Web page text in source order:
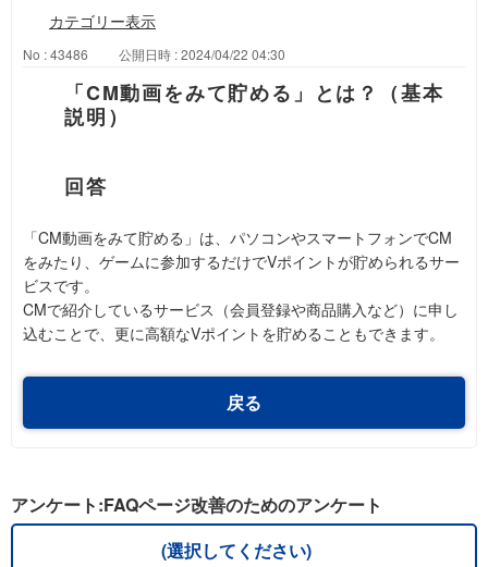
カテゴリー表示
No : 43486 公開日時 : 2024/04/22 04:30
「CM動画をみて貯める」とは？（基本
説明）
「CM動画をみて貯める」は、パソコンやスマートフォンでCM
をみたり、ゲームに参加するだけでVポイントが貯められるサー
ビスです。
CMで紹介しているサービス（会員登録や商品購入など）に申し
込むことで、更に高額なVポイントを貯めることもできます。
戻る
アンケート:FAQページ改善のためのアンケート
(選択してください)